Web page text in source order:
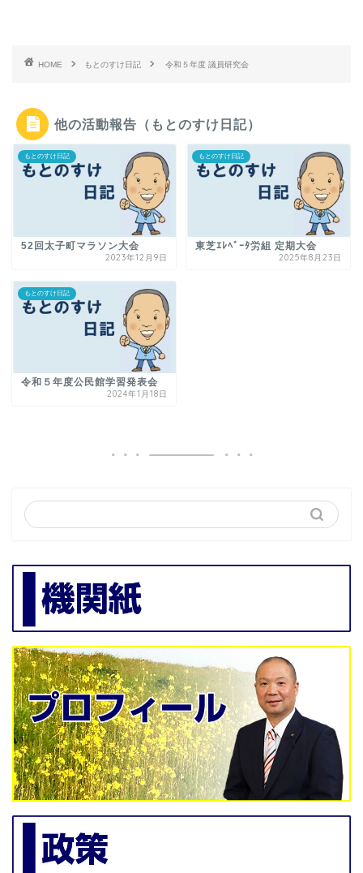
HOME もとのすけ日記 令和５年度 議員研究会
他の活動報告（もとのすけ日記）
もとのすけ日記
52回太子町マラソン大会
2023年12月9日
もとのすけ日記
東芝ｴﾚﾍﾞｰﾀ労組 定期大会
2025年8月23日
もとのすけ日記
令和５年度公民館学習発表会
2024年1月18日